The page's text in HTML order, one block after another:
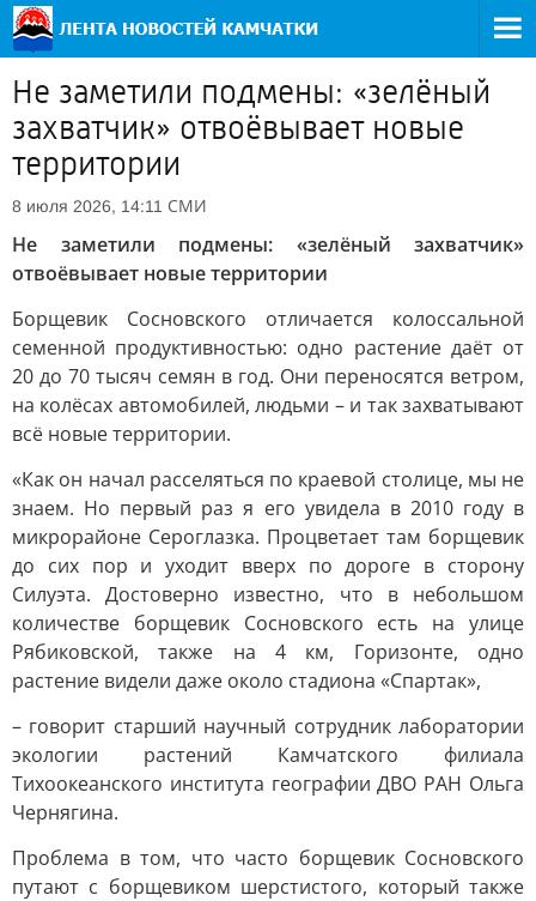
Не заметили подмены: «зелёный
захватчик» отвоёвывает новые
территории
8 июля 2026, 14:11 СМИ
Не заметили подмены: «зелёный захватчик»
отвоёвывает новые территории
Борщевик Сосновского отличается колоссальной
семенной продуктивностью: одно растение даёт от
20 до 70 тысяч семян в год. Они переносятся ветром,
на колёсах автомобилей, людьми – и так захватывают
всё новые территории.
«Как он начал расселяться по краевой столице, мы не
знаем. Но первый раз я его увидела в 2010 году в
микрорайоне Сероглазка. Процветает там борщевик
до сих пор и уходит вверх по дороге в сторону
Силуэта. Достоверно известно, что в небольшом
количестве борщевик Сосновского есть на улице
Рябиковской, также на 4 км, Горизонте, одно
растение видели даже около стадиона «Спартак»,
– говорит старший научный сотрудник лаборатории
экологии растений Камчатского филиала
Тихоокеанского института географии ДВО РАН Ольга
Чернягина.
Проблема в том, что часто борщевик Сосновского
путают с борщевиком шерстистого, который также